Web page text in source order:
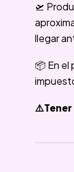
🛫
llegar
📦 En el
⚠️Tener